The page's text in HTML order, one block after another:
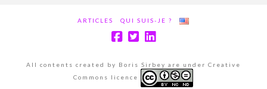
ARTICLES QUI SUIS-JE ?
All contents created by Boris Sirbey are under Creative
Commons licence